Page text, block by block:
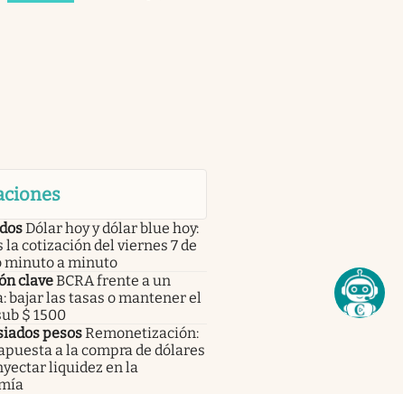
Dólar hoy y dólar blue hoy:
la cotización del viernes 7 de
minuto a minuto
claveBCRA frente a un
bajar las tasas o mantener el
$ 1500
pesosRemonetización:
a la compra de dólares
liquidez en la